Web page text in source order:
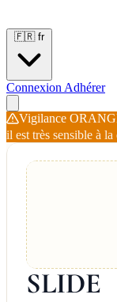
🇫🇷 fr
Connexion Adhérer
Vigilance
il est très sensible à la
SLIDE